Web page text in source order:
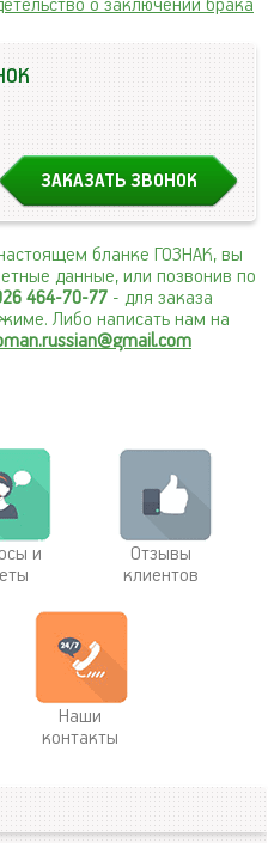
о заключении брака
бланке ГОЗНАК, вы
данные, или позвонив по
464-70-77- для заказа
Либо написать нам на
и
Отзывы
клиентов
Наши
контакты